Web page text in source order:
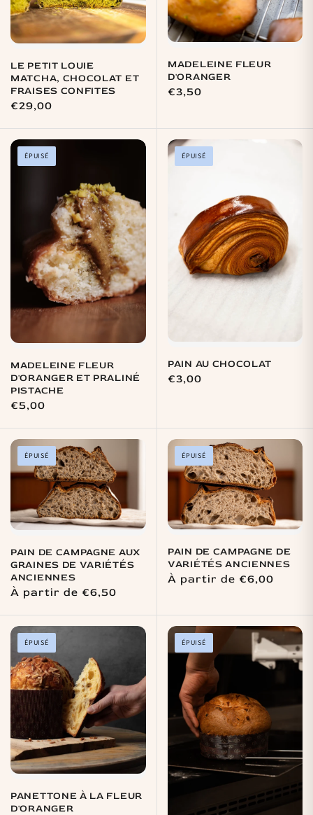
LE PETIT LOUIE
MATCHA, CHOCOLAT ET
FRAISES CONFITES
Prix
€29,00
MADELEINE FLEUR
D'ORANGER
Prix
€3,50
ÉPUISÉ
MADELEINE FLEUR
D'ORANGER ET PRALINÉ
PISTACHE
Prix
€5,00
ÉPUISÉ
PAIN AU CHOCOLAT
Prix
€3,00
ÉPUISÉ
PAIN DE CAMPAGNE AUX
GRAINES DE VARIÉTÉS
ANCIENNES
Prix
À partir de €6,50
ÉPUISÉ
PAIN DE CAMPAGNE DE
VARIÉTÉS ANCIENNES
Prix
À partir de €6,00
ÉPUISÉ
PANETTONE À LA FLEUR
D'ORANGER
ÉPUISÉ